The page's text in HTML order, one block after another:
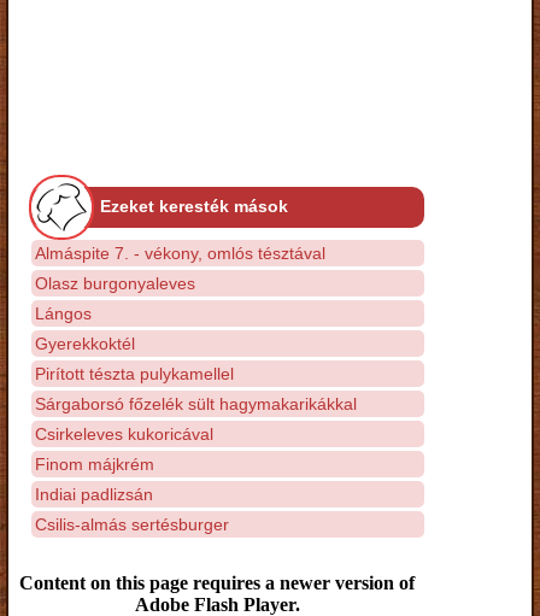
Ezeket keresték mások
Almáspite 7. - vékony, omlós tésztával
Olasz burgonyaleves
Lángos
Gyerekkoktél
Pirított tészta pulykamellel
Sárgaborsó főzelék sült hagymakarikákkal
Csirkeleves kukoricával
Finom májkrém
Indiai padlizsán
Csilis-almás sertésburger
Content on this page requires a newer version of
Adobe Flash Player.